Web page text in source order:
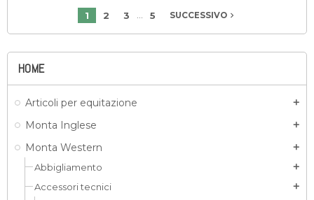
HOME
Articoli per equitazione add
Monta Inglese add
Monta Western add
Abbigliamento add
Accessori tecnici add
1
2 3 5 SUCCESSIVOnavigate_next